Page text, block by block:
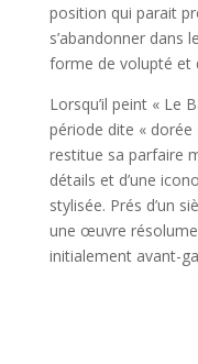
position qui parait
s’abandonner dans
forme de volupté et
Lorsqu’il peint « Le
période dite « dorée
restitue sa parfaire
détails et d’une
stylisée. Prés d’un
une œuvre
initialement avant-